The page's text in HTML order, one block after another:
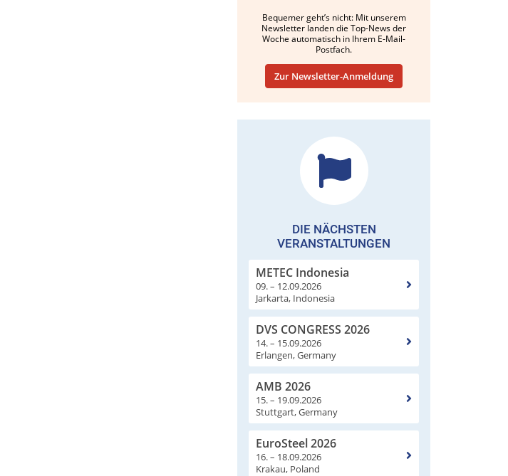
Bequemer geht’s nicht: Mit unserem
Newsletter landen die Top-News der
Woche automatisch in Ihrem E-Mail-
Postfach.
Zur Newsletter-Anmeldung
DIE NÄCHSTEN
VERANSTALTUNGEN
METEC Indonesia
09. – 12.09.2026
Jarkarta, Indonesia
DVS CONGRESS 2026
14. – 15.09.2026
Erlangen, Germany
AMB 2026
15. – 19.09.2026
Stuttgart, Germany
EuroSteel 2026
16. – 18.09.2026
Krakau, Poland